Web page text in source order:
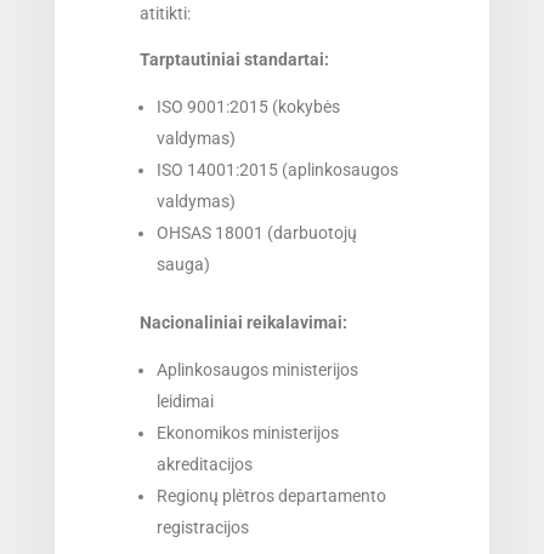
atitikti:
Tarptautiniai standartai:
ISO 9001:2015 (kokybės
valdymas)
ISO 14001:2015 (aplinkosaugos
valdymas)
OHSAS 18001 (darbuotojų
sauga)
Nacionaliniai reikalavimai:
Aplinkosaugos ministerijos
leidimai
Ekonomikos ministerijos
akreditacijos
Regionų plėtros departamento
registracijos